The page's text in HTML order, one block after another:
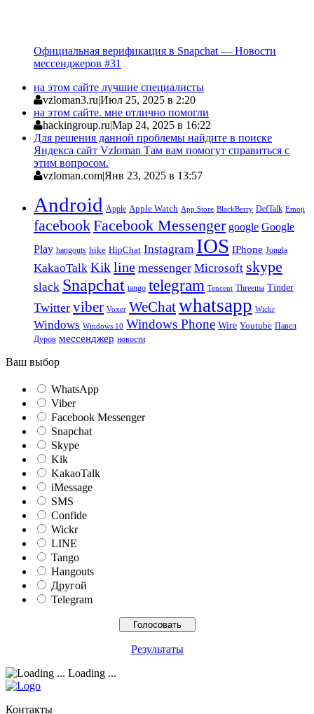
Официальная верификация в Snapchat — Новости
мессенджеров #31
на этом сайте лучшие специалисты
vzloman3.ru|Июл 25, 2025 в 2:20
на этом сайте. мне отлично помогли
hackingroup.ru|Мар 24, 2025 в 16:22
Для решения данной проблемы найдите в поиске
Яндекса сайт Vzloman Там вам помогут справиться с
этим вопросом.
vzloman.com|Янв 23, 2025 в 13:57
Android Apple Apple Watch App Store BlackBerry DefTalk Emoji
facebookFacebook Messenger google Google
Play hangouts hike HipChat Instagram IOS IPhone Jongla
KakaoTalk Kik line messenger Microsoft skype
slack Snapchat tango telegram Tencent Threema Tinder
Twitter viber Voxer WeChatwhatsapp Wickr
Windows Windows 10 Windows Phone Wire Youtube Павел
Дуров мессенджер новости
Ваш выбор
WhatsApp
Viber
Facebook Messenger
Snapchat
Skype
Kik
KakaoTalk
iMessage
SMS
Confide
Wickr
LINE
Tango
Hangouts
Другой
Telegram
Результаты
Loading ...
Контакты